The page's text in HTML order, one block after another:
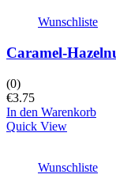
Wunschliste
Caramel-
(0)
€3.75
In den Warenkorb
Quick View
Wunschliste